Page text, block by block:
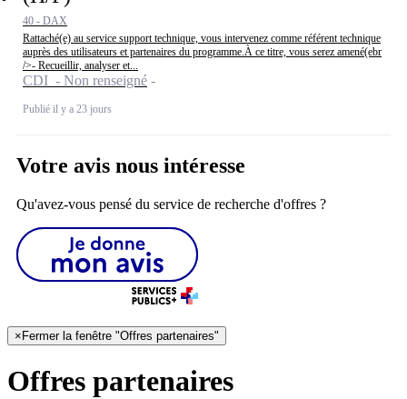
40 - DAX
Rattaché(e) au service support technique, vous intervenez comme référent technique
auprès des utilisateurs et partenaires du programme.À ce titre, vous serez amené(ebr
/>- Recueillir, analyser et...
CDI - Non renseigné
Publié il y a 23 jours
Votre avis nous intéresse
Qu'avez-vous pensé du service de recherche d'offres ?
×Fermer la fenêtre "Offres partenaires"
Offres partenaires